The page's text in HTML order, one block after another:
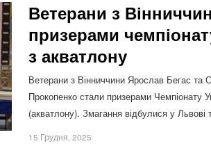
Ветерани з
призерами
з акватлону
Ветерани з Вінниччини Ярослав Бегас та
Прокопенко стали призерами Чемпіонату
(акватлону). Змагання відбулися у Львові
15 Грудня, 2025